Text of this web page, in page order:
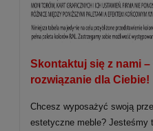
Skontaktuj się z nami
rozwiązanie dla Ciebie!
Chcesz wyposażyć swoją
estetyczne meble? Jesteśmy